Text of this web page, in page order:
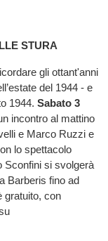
STURA
gli ottant'anni
del 1944 - e
1944. Sabato 3
incontro al mattino
e Marco Ruzzi e
lo spettacolo
Sconfini si svolgerà
Barberis fino ad
gratuito, con